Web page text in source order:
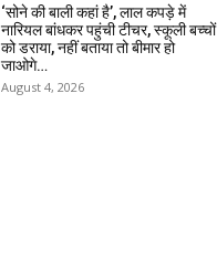
‘सोने की बाली कहां है’, लाल कपड़े में
नारियल बांधकर पहुंची टीचर, स्कूली बच्चों
को डराया, नहीं बताया तो बीमार हो
जाओगे…
August 4, 2026